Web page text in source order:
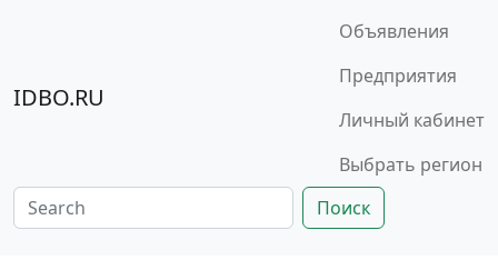
IDBO.RU
Объявления
Предприятия
Личный кабинет
Выбрать регион
Поиск